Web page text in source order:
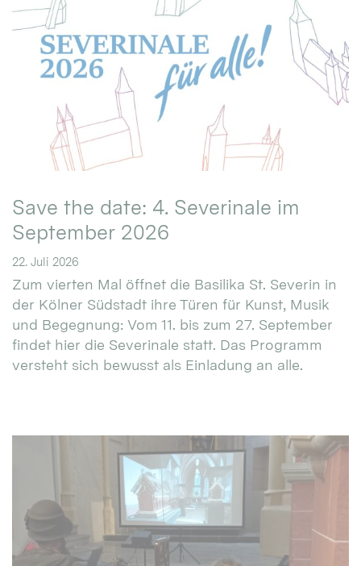
Save the date: 4. Severinale im
September 2026
22. Juli 2026
Zum vierten Mal öffnet die Basilika St. Severin in
der Kölner Südstadt ihre Türen für Kunst, Musik
und Begegnung: Vom 11. bis zum 27. September
findet hier die Severinale statt. Das Programm
versteht sich bewusst als Einladung an alle.